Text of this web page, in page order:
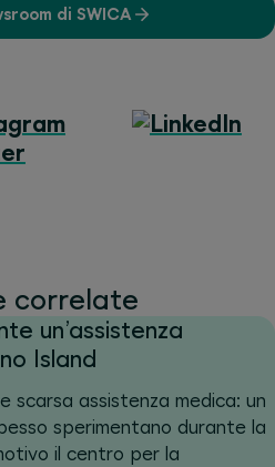
di SWICA
correlate
un’assistenza
Island
scarsa assistenza medica: un
sperimentano durante la
il centro per la